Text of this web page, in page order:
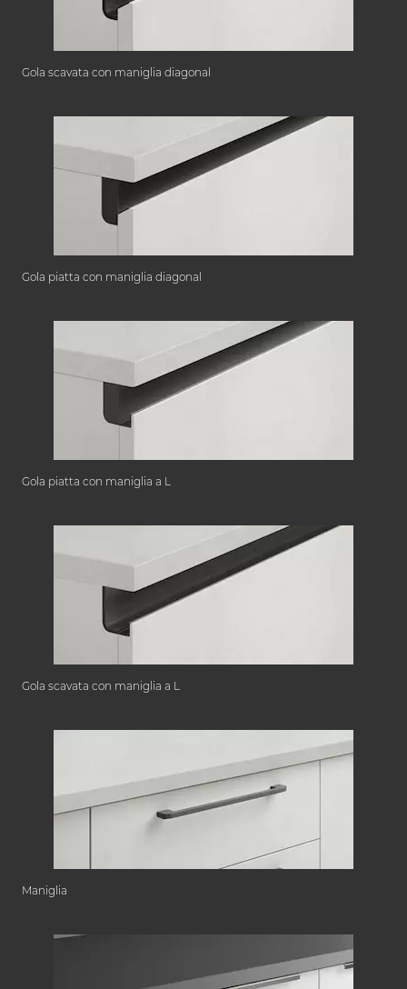
Gola scavata con maniglia diagonal
Gola piatta con maniglia diagonal
Gola piatta con maniglia a L
Gola scavata con maniglia a L
Maniglia